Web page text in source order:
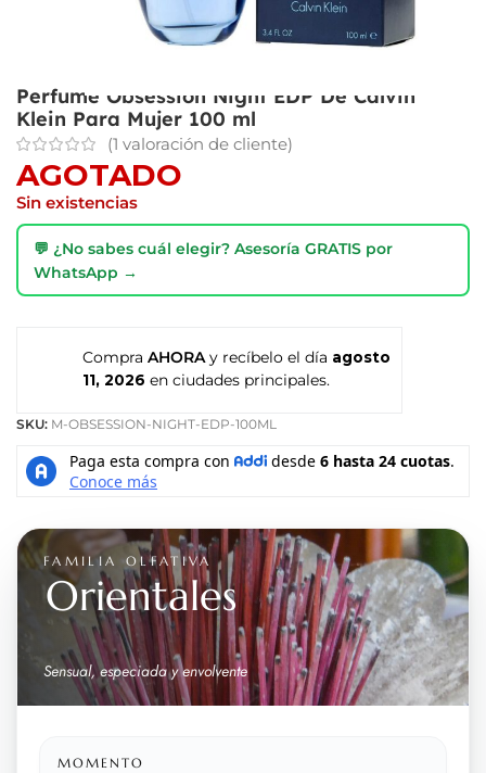
Perfume Obsession Night EDP De Calvin
Klein Para Mujer 100 ml
(1 valoración de cliente)
AGOTADO
Sin existencias
💬 ¿No sabes cuál elegir? Asesoría GRATIS por
WhatsApp →
Compra AHORA y recíbelo el día agosto
11, 2026 en ciudades principales.
SKU: M-OBSESSION-NIGHT-EDP-100ML
FAMILIA OLFATIVA
Orientales
Sensual, especiada y envolvente
MOMENTO